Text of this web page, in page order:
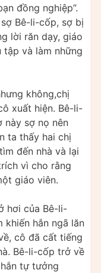
đồng nghiệp”.
Bê-li-cốp, sợ bị
lời răn dạy, giáo
tập và làm những
không,chị
xuất hiện. Bê-li-
này sợ nọ nên
ta thấy hai chị
đến nhà và lại
vì cho rằng
giáo viên.
hơi của Bê-li-
khiến hắn ngã lăn
cô đã cất tiếng
Bê-li-cốp trở về
tự tưởng